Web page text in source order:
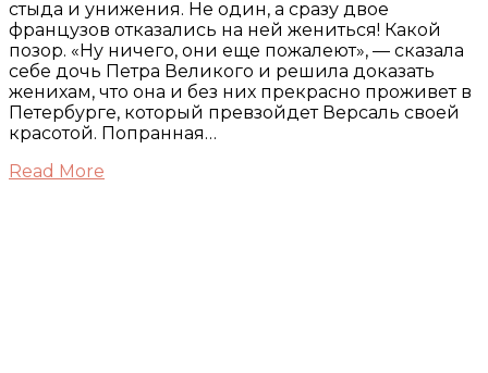
стыда и унижения. Не один, а сразу двое
французов отказались на ней жениться! Какой
позор. «Ну ничего, они еще пожалеют», — сказала
себе дочь Петра Великого и решила доказать
женихам, что она и без них прекрасно проживет в
Петербурге, который превзойдет Версаль своей
красотой. Попранная…
Read More